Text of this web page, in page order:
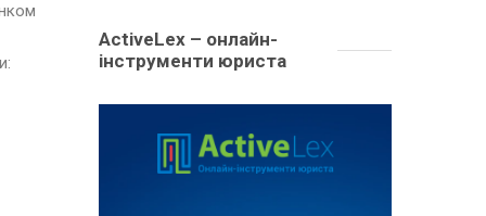
ActiveLex – онлайн-
інструменти юриста